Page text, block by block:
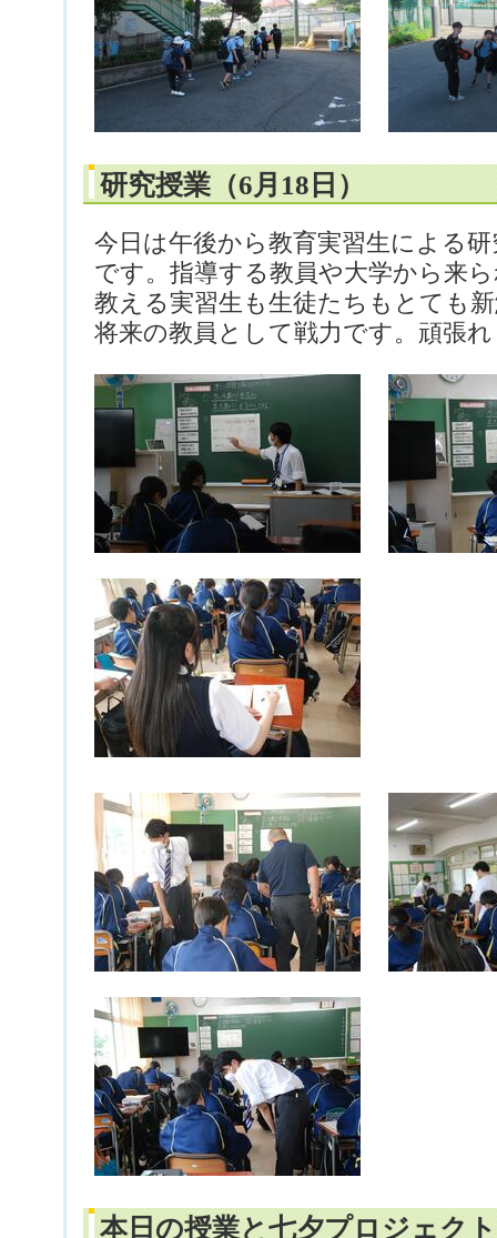
研究授業（6月18日）
今日は午後から教育実習生による
です。指導する教員や大学から来
教える実習生も生徒たちもとても
将来の教員として戦力です。頑張
本日の授業と七夕プロジェク